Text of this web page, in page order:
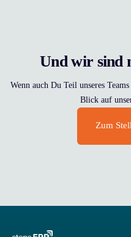
Und wir sind
Wenn auch Du Teil unseres
Blick auf
Zum